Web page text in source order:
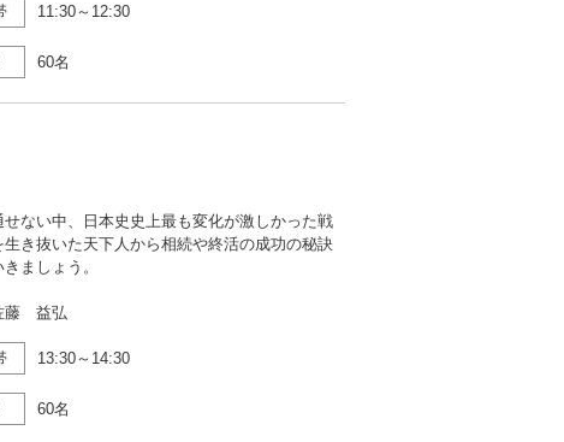
11:30～12:30
60名
せない中、日本史史上最も変化が激しかった戦
生き抜いた天下人から相続や終活の成功の秘訣
ましょう。
藤 益弘
13:30～14:30
60名